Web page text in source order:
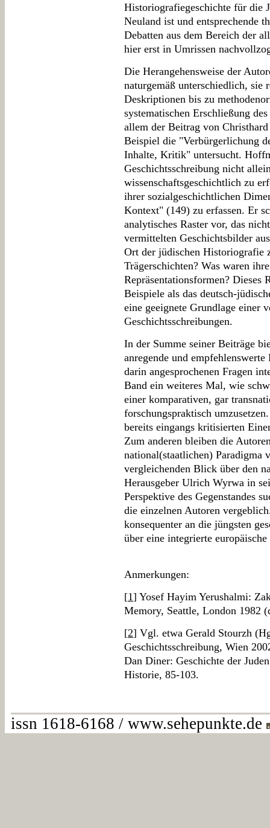
Historiografiegeschichte für die
Neuland ist und entsprechende
Debatten aus dem Bereich der
hier erst in Umrissen
Die Herangehensweise der
naturgemäß unterschiedlich, sie
Deskriptionen bis zu
systematischen Erschließung
allem der Beitrag von
Beispiel die "Verbürgerlichung
Inhalte, Kritik" untersucht.
Geschichtsschreibung nicht
wissenschaftsgeschichtlich zu
ihrer sozialgeschichtlichen
Kontext" (149) zu erfassen. Er
analytisches Raster vor, das
vermittelten Geschichtsbilder
Ort der jüdischen Historiografie
Trägerschichten? Was waren
Repräsentationsformen? Dieses
Beispiele als das deutsch-
eine geeignete Grundlage einer
Geschichtsschreibungen.
In der Summe seiner Beiträge
anregende und
darin angesprochenen Fragen
Band ein weiteres Mal, wie
einer komparativen, gar
forschungspraktisch
bereits eingangs kritisierten
Zum anderen bleiben die
national(staatlichen) Paradigma
vergleichenden Blick über den
Herausgeber Ulrich Wyrwa in
Perspektive des Gegenstandes
die einzelnen Autoren
konsequenter an die jüngsten
über eine integrierte
Anmerkungen:
[1] Yosef Hayim Yerushalmi:
Memory, Seattle, London 1982
[2] Vgl. etwa Gerald Stourzh
Geschichtsschreibung, Wien
Dan Diner: Geschichte der
Historie, 85-103.
issn 1618-6168 / www.sehepunkte.de